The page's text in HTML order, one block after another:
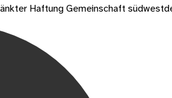
Haftung Gemeinschaft